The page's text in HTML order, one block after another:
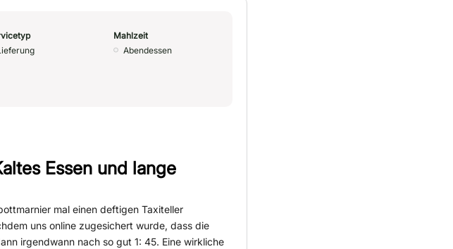
Mahlzeit
Abendessen
Essen und lange
mal einen deftigen Taxiteller
uns online zugesichert wurde, dass die
irgendwann nach so gut 1: 45. Eine wirkliche